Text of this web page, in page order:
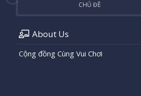
CHỦ ĐỀ
About Us
Cộng đồng Cùng Vui Chơi